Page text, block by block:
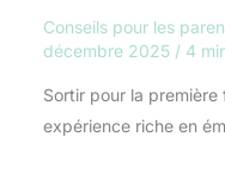
Conseils pour les
décembre 2025 / 4
Sortir pour la
expérience riche en